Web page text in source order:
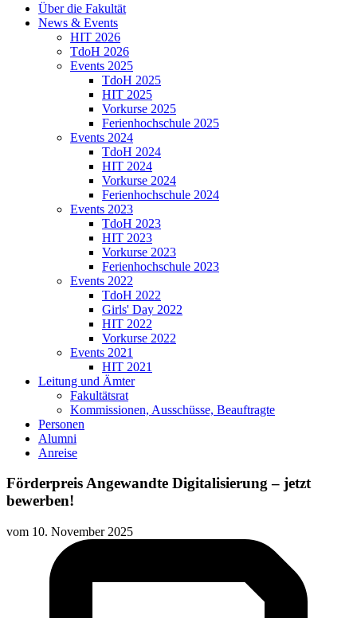
Über die Fakultät
News & Events
HIT 2026
TdoH 2026
Events 2025
TdoH 2025
HIT 2025
Vorkurse 2025
Ferienhochschule 2025
Events 2024
TdoH 2024
HIT 2024
Vorkurse 2024
Ferienhochschule 2024
Events 2023
TdoH 2023
HIT 2023
Vorkurse 2023
Ferienhochschule 2023
Events 2022
TdoH 2022
Girls' Day 2022
HIT 2022
Vorkurse 2022
Events 2021
HIT 2021
Leitung und Ämter
Fakultätsrat
Kommissionen, Ausschüsse, Beauftragte
Personen
Alumni
Anreise
Förderpreis Angewandte Digitalisierung – jetzt
bewerben!
vom 10. November 2025